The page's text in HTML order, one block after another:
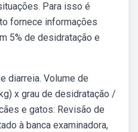
Para isso é
fornece informações
5% de desidratação e
diarreia. Volume de
x grau de desidratação /
e gatos: Revisão de
à banca examinadora,